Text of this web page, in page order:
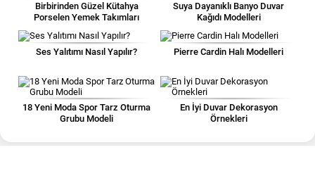
Birbirinden Güzel Kütahya
Porselen Yemek Takımları
Suya Dayanıklı Banyo Duvar
Kağıdı Modelleri
Ses Yalıtımı Nasıl Yapılır? Pierre Cardin Halı Modelleri
18 Yeni Moda Spor Tarz Oturma
Grubu Modeli
En İyi Duvar Dekorasyon
Örnekleri